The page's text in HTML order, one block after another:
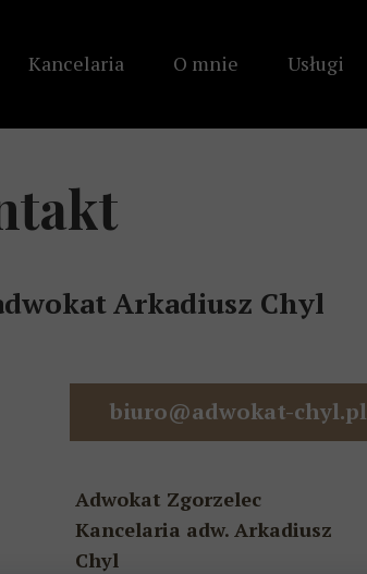
Adwokat Zgorzelec
Kancelaria adw. Arkadiusz
Chyl
Arkadiusz Chyl
biuro@adwokat-chyl.pl
Kancelaria
O mnie Usługi